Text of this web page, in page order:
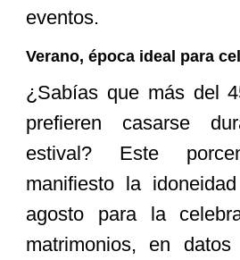
eventos.
Verano, época ideal para
¿Sabías que más del
prefieren casarse
estival? Este
manifiesto la
agosto para la
matrimonios, en